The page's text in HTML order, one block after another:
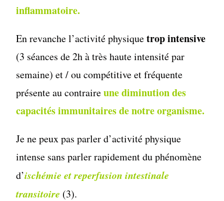
inflammatoire.
En revanche l’activité physiquetrop intensive
(3 séances de 2h à très haute intensité par
semaine) et / ou compétitive et fréquente
présente au contraireune diminution des
capacités immunitaires de notre organisme.
Je ne peux pas parler d’activité physique
intense sans parler rapidement du phénomène
d’ischémie et reperfusion intestinale
transitoire (3).